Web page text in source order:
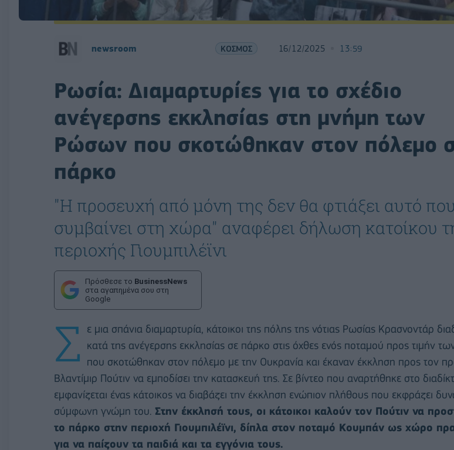
newsroom ΚΟΣΜΟΣ 16/12/2025 13:59
Ρωσία: Διαμαρτυρίες για το σχέδιο
ανέγερσης εκκλησίας στη μνήμη των
Ρώσων που σκοτώθηκαν στον πόλεμο
πάρκο
"Η προσευχή από μόνη της δεν θα φτιάξει αυτό που
συμβαίνει στη χώρα" αναφέρει δήλωση κατοίκου
περιοχής Γιουμπιλέϊνι
Πρόσθεσε το BusinessNews
στα αγαπημένα σου στη
Google
Σ
ε μια σπάνια διαμαρτυρία, κάτοικοι της πόλης της νότιας Ρωσίας Κρασνοντάρ
κατά της ανέγερσης εκκλησίας σε πάρκο στις όχθες ενός ποταμού προς τιμήν
που σκοτώθηκαν στον πόλεμο με την Ουκρανία και έκαναν έκκληση προς τον
Βλαντίμιρ Πούτιν να εμποδίσει την κατασκευή της. Σε βίντεο που αναρτήθηκε στο
εμφανίζεται ένας κάτοικος να διαβάζει την έκκληση ενώπιον πλήθους που εκφράζει
σύμφωνη γνώμη του. Στην έκκλησή τους, οι κάτοικοι καλούν τον Πούτιν να
το πάρκο στην περιοχή Γιουμπιλέϊνι, δίπλα στον ποταμό Κουμπάν ως χώρο
για να παίζουν τα παιδιά και τα εγγόνια τους.